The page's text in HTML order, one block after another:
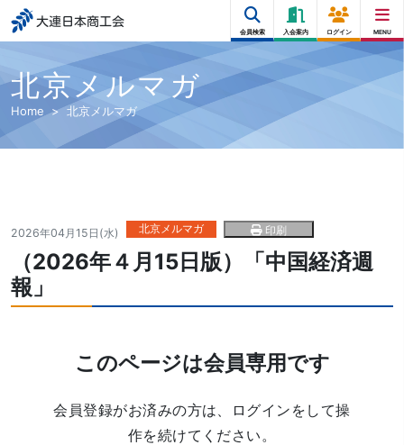
大連日本商工会
会員検索 入会案内 ログイン MENU
北京メルマガ
Home 北京メルマガ
2026年04月15日(水) 北京メルマガ 印刷
（2026年４月15日版）「中国経済週
報」
このページは会員専用です
会員登録がお済みの方は、ログインをして操
作を続けてください。